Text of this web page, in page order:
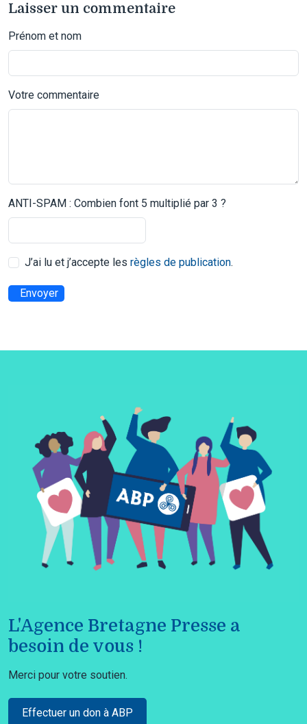
Laisser un commentaire
Prénom et nom
Votre commentaire
ANTI-SPAM : Combien font 5 multiplié par 3 ?
J’ai lu et j’accepte les règles de publication.
Envoyer
L'Agence Bretagne Presse a
besoin de vous !
Merci pour votre soutien.
Effectuer un don à ABP